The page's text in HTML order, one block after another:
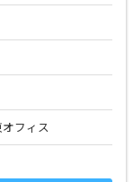
フィス